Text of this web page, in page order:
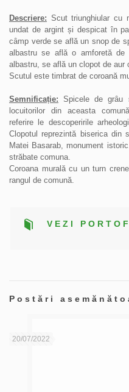
Descriere: Scut triunghiular cu
undat de argint și despicat în
cȃmp verde se află un snop de
albastru se află o amforetă
albastru, se află un clopot de aur
Scutul este timbrat de coroană
Semnificație: Spicele de grȃu
locuitorilor din aceasta
referire le descoperirile
Clopotul reprezintă biserica din
Matei Basarab, monument
străbate comuna.
Coroana murală cu un turn
rangul de comună.
VEZI
Postări
20/07/2022